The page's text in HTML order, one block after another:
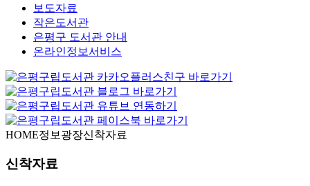
보도자료
작은도서관
은평구 도서관 안내
온라인정보서비스
HOME정보광장신착자료
신착자료